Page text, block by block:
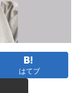
はてブ